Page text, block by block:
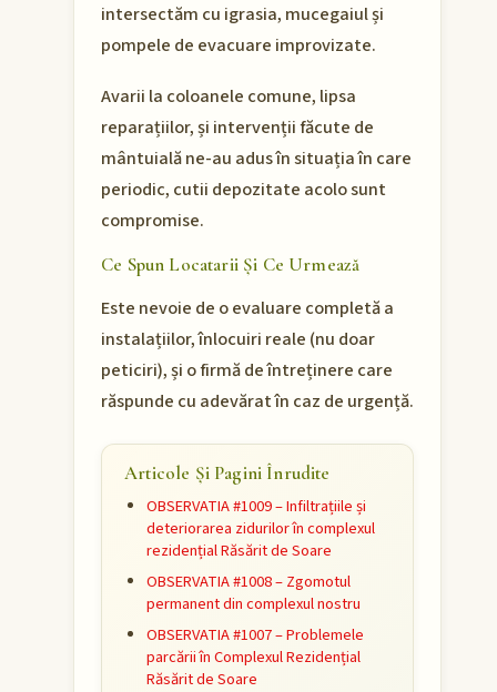
intersectăm cu igrasia, mucegaiul și
pompele de evacuare improvizate.
Avarii la coloanele comune, lipsa
reparațiilor, și intervenții făcute de
mântuială ne-au adus în situația în care
periodic, cutii depozitate acolo sunt
compromise.
Ce Spun Locatarii Și Ce Urmează
Este nevoie de o evaluare completă a
instalațiilor, înlocuiri reale (nu doar
peticiri), și o firmă de întreținere care
răspunde cu adevărat în caz de urgență.
Articole Și Pagini Înrudite
OBSERVATIA #1009 – Infiltrațiile și
deteriorarea zidurilor în complexul
rezidențial Răsărit de Soare
OBSERVATIA #1008 – Zgomotul
permanent din complexul nostru
OBSERVATIA #1007 – Problemele
parcării în Complexul Rezidențial
Răsărit de Soare